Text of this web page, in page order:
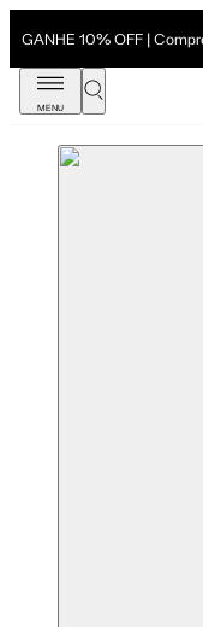
GANHE 10% OFF |
MENU